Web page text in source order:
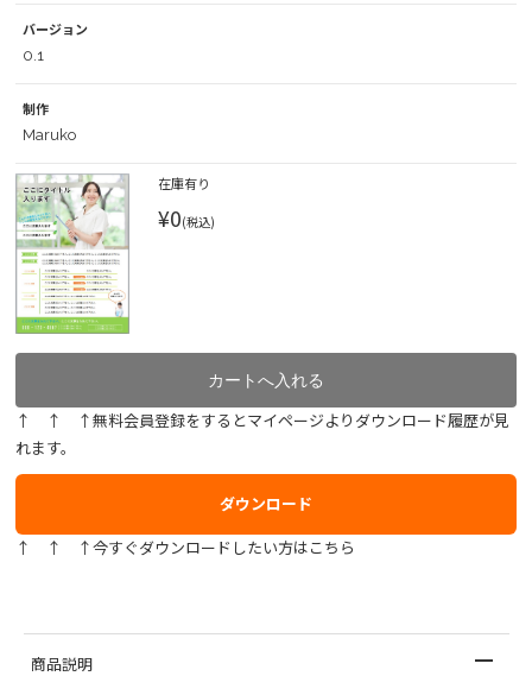
バージョン
0.1
制作
Maruko
在庫有り
¥0(税込)
↑ ↑ ↑無料会員登録をするとマイページよりダウンロード履歴が見
れます。
ダウンロード
↑ ↑ ↑今すぐダウンロードしたい方はこちら
商品説明